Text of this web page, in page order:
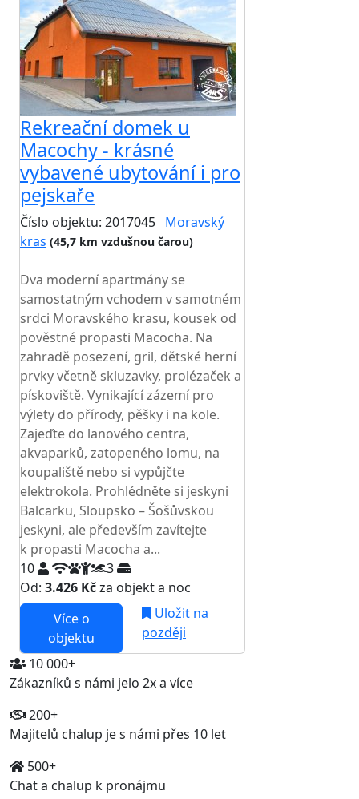
Rekreační domek u
Macochy - krásné
vybavené ubytování i pro
pejskaře
Číslo objektu: 2017045 Moravský
kras (45,7 km vzdušnou čarou)
Dva moderní apartmány se
samostatným vchodem v samotném
srdci Moravského krasu, kousek od
pověstné propasti Macocha. Na
zahradě posezení, gril, dětské herní
prvky včetně skluzavky, prolézaček a
pískoviště. Vynikající zázemí pro
výlety do přírody, pěšky i na kole.
Zajeďte do lanového centra,
akvaparků, zatopeného lomu, na
koupaliště nebo si vypůjčte
elektrokola. Prohlédněte si jeskyni
Balcarku, Sloupsko – Šošůvskou
jeskyni, ale především zavítejte
k propasti Macocha a...
10
3
Od: 3.426 Kčza objekt a noc
Více o
objektu
Uložit na
později
10 000+
Zákazníků s námi jelo 2x a více
200+
Majitelů chalup je s námi přes 10 let
500+
Chat a chalup k pronájmu